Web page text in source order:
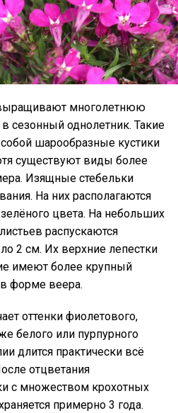
многолетнюю
сезонный однолетник. Такие
шарообразные кустики
существуют виды более
Изящные стебельки
На них располагаются
цвета. На небольших
распускаются
2 см. Их верхние лепестки
имеют более крупный
форме веера.
оттенки фиолетового,
белого или пурпурного
длится практически всё
отцветания
с множеством крохотных
примерно 3 года.